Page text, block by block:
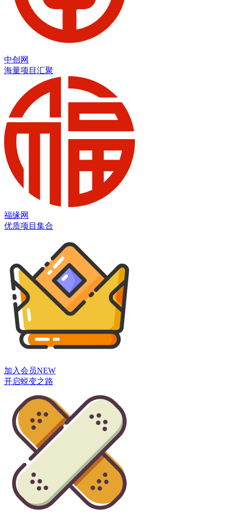
中创网
海量项目汇聚
福缘网
优质项目集合
加入会员NEW
开启蜕变之路